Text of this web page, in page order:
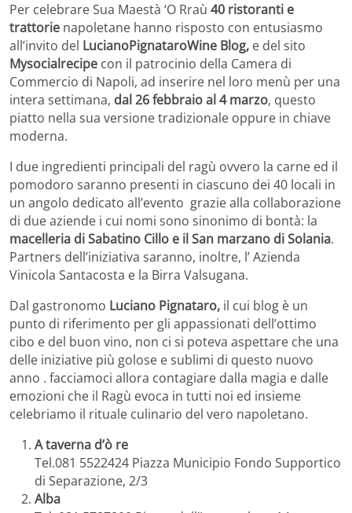
Per celebrare Sua Maestà ‘O Rraù 40 ristoranti e
trattorie napoletane hanno risposto con entusiasmo
all’invito del LucianoPignataroWine Blog, e del sito
Mysocialrecipe con il patrocinio della Camera di
Commercio di Napoli, ad inserire nel loro menù per una
intera settimana, dal 26 febbraio al 4 marzo, questo
piatto nella sua versione tradizionale oppure in chiave
moderna.
I due ingredienti principali del ragù ovvero la carne ed il
pomodoro saranno presenti in ciascuno dei 40 locali in
un angolo dedicato all’evento grazie alla collaborazione
di due aziende i cui nomi sono sinonimo di bontà: la
macelleria di Sabatino Cillo e il San marzano di Solania.
Partners dell’iniziativa saranno, inoltre, l’ Azienda
Vinicola Santacosta e la Birra Valsugana.
Dal gastronomo Luciano Pignataro, il cui blog è un
punto di riferimento per gli appassionati dell’ottimo
cibo e del buon vino, non ci si poteva aspettare che una
delle iniziative più golose e sublimi di questo nuovo
anno . facciamoci allora contagiare dalla magia e dalle
emozioni che il Ragù evoca in tutti noi ed insieme
celebriamo il rituale culinario del vero napoletano.
A taverna d’ò re
Tel.081 5522424 Piazza Municipio Fondo Supportico
di Separazione, 2/3
Alba